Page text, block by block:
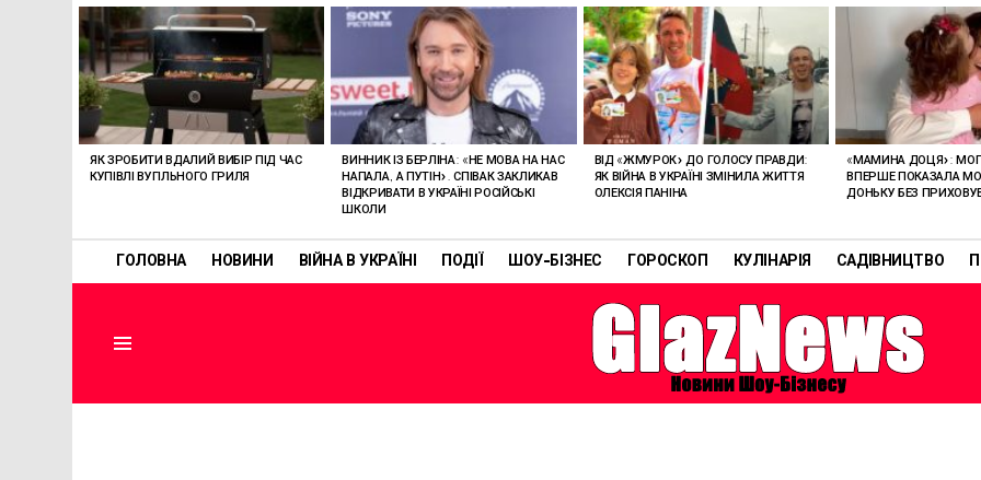
ГОЛОВНА НОВИНИ ВІЙНА В УКРАЇНІ ПОДІЇ ШОУ-БІЗНЕС ГОРОСКОП КУЛІНАРІЯ САДІВНИЦТВО
СТАТТІ
ЯК ЗРОБИТИ ВДАЛИЙ ВИБІР ПІД ЧАС
КУПІВЛІ ВУГІЛЬНОГО ГРИЛЯ
ВИННИК ІЗ БЕРЛІНА: «НЕ МОВА НА НАС
НАПАЛА, А ПУТІН». СПІВАК ЗАКЛИКАВ
ВІДКРИВАТИ В УКРАЇНІ РОСІЙСЬКІ
ШКОЛИ
ВІД «ЖМУРОК» ДО ГОЛОСУ ПРАВДИ:
ЯК ВІЙНА В УКРАЇНІ ЗМІНИЛА ЖИТТЯ
ОЛЕКСІЯ ПАНІНА
«МАМИНА ДОЦЯ»:
ВПЕРШЕ ПОКАЗАЛА
ДОНЬКУ БЕЗ